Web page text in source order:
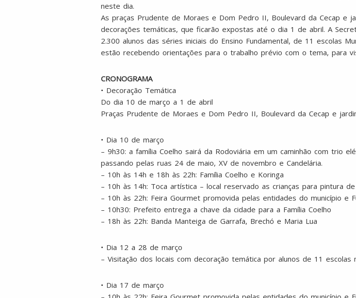
neste dia.
As praças Prudente de Moraes e Dom Pedro II, Boulevard da Cecap e
decorações temáticas, que ficarão expostas até o dia 1 de abril. A
2.300 alunos das séries iniciais do Ensino Fundamental, de 11 escolas
estão recebendo orientações para o trabalho prévio com o tema, para
CRONOGRAMA
• Decoração Temática
Do dia 10 de março a 1 de abril
Praças Prudente de Moraes e Dom Pedro II, Boulevard da Cecap e
• Dia 10 de março
– 9h30: a família Coelho sairá da Rodoviária em um caminhão com trio
passando pelas ruas 24 de maio, XV de novembro e Candelária.
– 10h às 14h e 18h às 22h: Família Coelho e Koringa
– 10h às 14h: Toca artística – local reservado as crianças para pintura
– 10h às 22h: Feira Gourmet promovida pelas entidades do município e
– 10h30: Prefeito entrega a chave da cidade para a Família Coelho
– 18h às 22h: Banda Manteiga de Garrafa, Brechó e Maria Lua
• Dia 12 a 28 de março
– Visitação dos locais com decoração temática por alunos de 11 escolas
• Dia 17 de março